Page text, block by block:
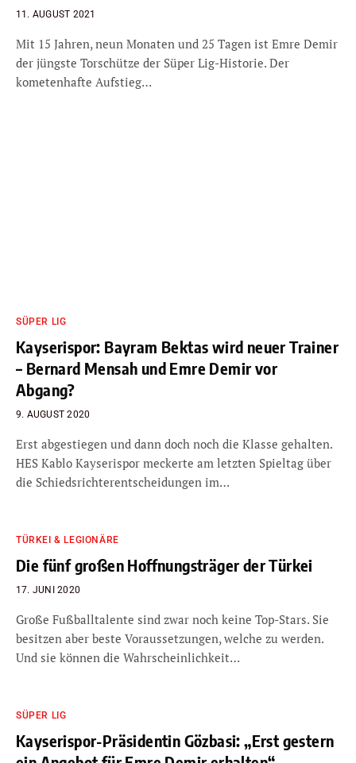
11. AUGUST 2021
Mit 15 Jahren, neun Monaten und 25 Tagen ist Emre Demir
der jüngste Torschütze der Süper Lig-Historie. Der
kometenhafte Aufstieg…
SÜPER LIG
Kayserispor: Bayram Bektas wird neuer Trainer
– Bernard Mensah und Emre Demir vor
Abgang?
9. AUGUST 2020
Erst abgestiegen und dann doch noch die Klasse gehalten.
HES Kablo Kayserispor meckerte am letzten Spieltag über
die Schiedsrichterentscheidungen im…
TÜRKEI & LEGIONÄRE
Die fünf großen Hoffnungsträger der Türkei
17. JUNI 2020
Große Fußballtalente sind zwar noch keine Top-Stars. Sie
besitzen aber beste Voraussetzungen, welche zu werden.
Und sie können die Wahrscheinlichkeit…
SÜPER LIG
Kayserispor-Präsidentin Gözbasi: „Erst gestern